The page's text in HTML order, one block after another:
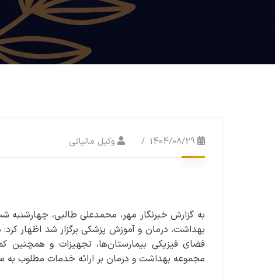
1404/08/29 وکیل مالیاتی
به گزارش خبرنگار مهر، محمدعلی طالبی،
بهداشت، درمان و آموزش پزشکی برگزار شد اظهار
فضای فیزیکی بیمارستان‌ها، تجهیزات و همچنین
مجموعه بهداشت و درمان بر ارائه خدمات مطلوب به